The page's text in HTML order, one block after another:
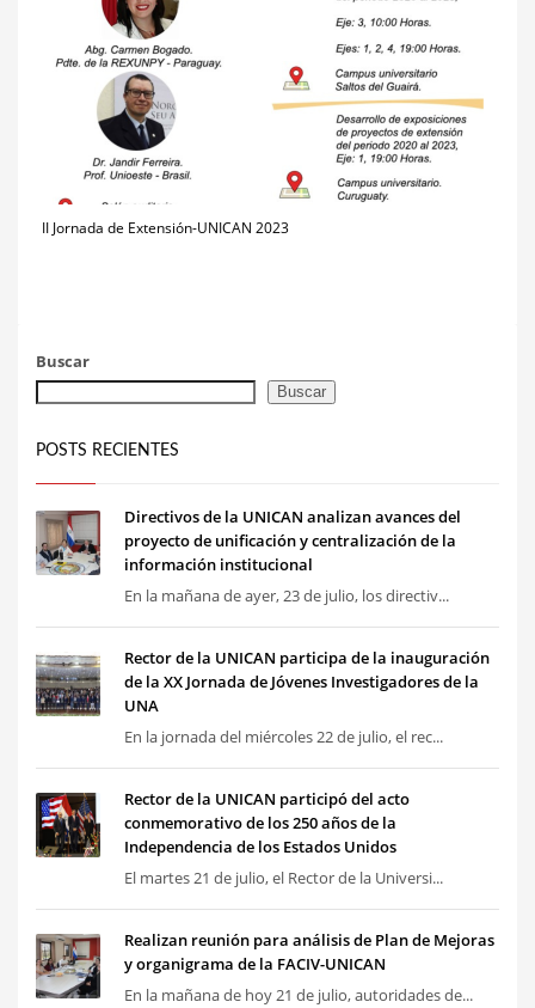
II Jornada de Extensión-UNICAN 2023
Buscar
Buscar
POSTS RECIENTES
Directivos de la UNICAN analizan avances del
proyecto de unificación y centralización de la
información institucional
En la mañana de ayer, 23 de julio, los directiv...
Rector de la UNICAN participa de la inauguración
de la XX Jornada de Jóvenes Investigadores de la
UNA
En la jornada del miércoles 22 de julio, el rec...
Rector de la UNICAN participó del acto
conmemorativo de los 250 años de la
Independencia de los Estados Unidos
El martes 21 de julio, el Rector de la Universi...
Realizan reunión para análisis de Plan de Mejoras
y organigrama de la FACIV-UNICAN
En la mañana de hoy 21 de julio, autoridades de...